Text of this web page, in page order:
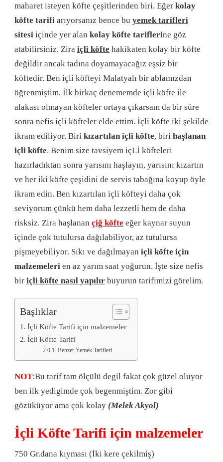
maharet isteyen köfte çeşitlerinden biri. Eğer kolay
köfte tarifi arıyorsanız bence bu yemek tarifleri
sitesi içinde yer alan kolay köfte tariflerine göz
atabilirsiniz. Zira içli köfte hakikaten kolay bir köfte
değildir ancak tadına doyamayacağız eşsiz bir
köftedir. Ben içli köfteyi Malatyalı bir ablamızdan
öğrenmiştim. İlk birkaç denememde içli köfte ile
alakası olmayan köfteler ortaya çıkarsam da bir süre
sonra nefis içli köfteler elde ettim. İçli köfte iki şekilde
ikram ediliyor. Biri kızartılan içli köfte, biri haşlanan
içli köfte. Benim size tavsiyem içLİ köfteleri
hazırladıktan sonra yarısını haşlayın, yarısını kızartın
ve her iki köfte çeşidini de servis tabağına koyup öyle
ikram edin. Ben kızartılan içli köfteyi daha çok
seviyorum çünkü hem daha lezzetli hem de daha
risksiz. Zira haşlanan çiğ köfte eğer kaynar suyun
içinde çok tutulursa dağılabiliyor, az tutulursa
pişmeyebiliyor. Sıkı ve dağılmayan içli köfte için
malzemeleri en az yarım saat yoğurun. İşte size nefis
bir içli köfte nasıl yapılır buyurun tarifimizi görelim.
Başlıklar
İçli Köfte Tarifi için malzemeler
İçli Köfte Tarifi
Benzer Yemek Tarifleri
NOT:Bu tarif tam ölçülü degil fakat çok güzel oluyor
ben ilk yedigimde çok begenmiştim. Zor gibi
gözüküyor ama çok kolay (Melek Akyol)
İçli Köfte Tarifi için malzemeler
750 Gr.dana kıyması (İki kere çekilmiş)